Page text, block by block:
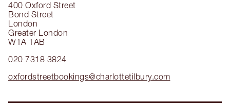
400 Oxford Street
Bond Street
London
Greater London
W1A 1AB
020 7318 3824
oxfordstreetbookings@charlottetilbury.com